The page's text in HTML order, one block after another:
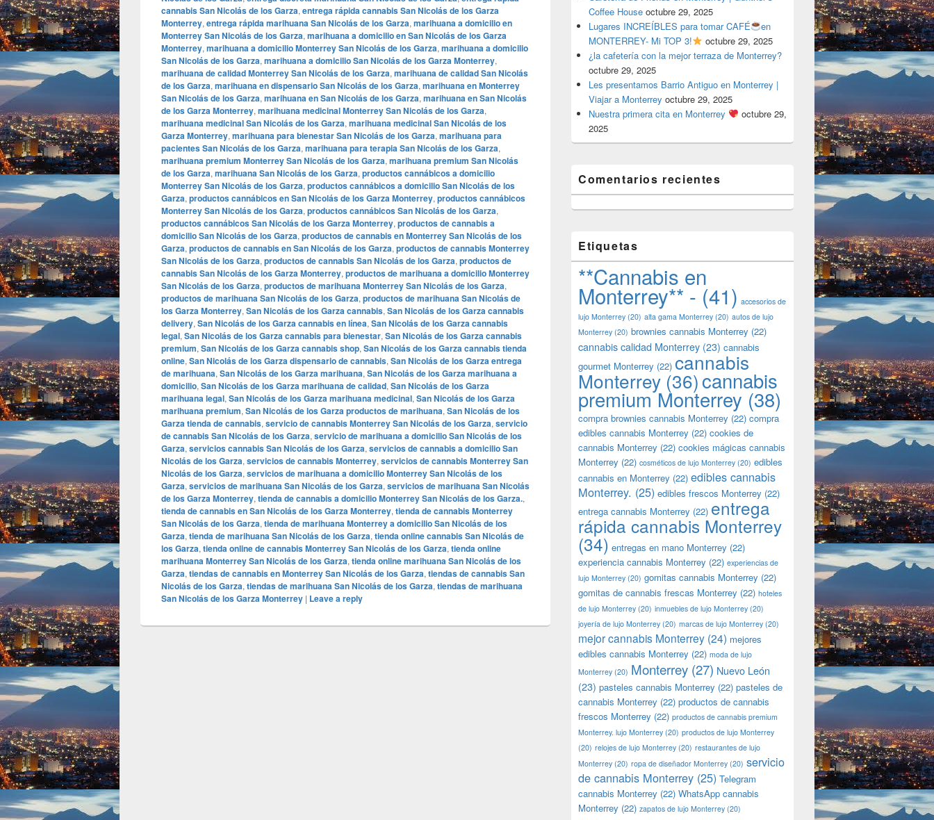
cannabis San Nicolás de los Garza, entrega rápida cannabis San Nicolás de los Garza
Monterrey, entrega rápida marihuana San Nicolás de los Garza, marihuana a domicilio en
Monterrey San Nicolás de los Garza, marihuana a domicilio en San Nicolás de los Garza
Monterrey, marihuana a domicilio Monterrey San Nicolás de los Garza, marihuana a domicilio
San Nicolás de los Garza, marihuana a domicilio San Nicolás de los Garza Monterrey,
marihuana de calidad Monterrey San Nicolás de los Garza, marihuana de calidad San Nicolás
de los Garza, marihuana en dispensario San Nicolás de los Garza, marihuana en Monterrey
San Nicolás de los Garza, marihuana en San Nicolás de los Garza, marihuana en San Nicolás
de los Garza Monterrey, marihuana medicinal Monterrey San Nicolás de los Garza,
marihuana medicinal San Nicolás de los Garza, marihuana medicinal San Nicolás de los
Garza Monterrey, marihuana para bienestar San Nicolás de los Garza, marihuana para
pacientes San Nicolás de los Garza, marihuana para terapia San Nicolás de los Garza,
marihuana premium Monterrey San Nicolás de los Garza, marihuana premium San Nicolás
de los Garza, marihuana San Nicolás de los Garza, productos cannábicos a domicilio
Monterrey San Nicolás de los Garza, productos cannábicos a domicilio San Nicolás de los
Garza, productos cannábicos en San Nicolás de los Garza Monterrey, productos cannábicos
Monterrey San Nicolás de los Garza, productos cannábicos San Nicolás de los Garza,
productos cannábicos San Nicolás de los Garza Monterrey, productos de cannabis a
domicilio San Nicolás de los Garza, productos de cannabis en Monterrey San Nicolás de los
Garza, productos de cannabis en San Nicolás de los Garza, productos de cannabis Monterrey
San Nicolás de los Garza, productos de cannabis San Nicolás de los Garza, productos de
cannabis San Nicolás de los Garza Monterrey, productos de marihuana a domicilio Monterrey
San Nicolás de los Garza, productos de marihuana Monterrey San Nicolás de los Garza,
productos de marihuana San Nicolás de los Garza, productos de marihuana San Nicolás de
los Garza Monterrey, San Nicolás de los Garza cannabis, San Nicolás de los Garza cannabis
delivery, San Nicolás de los Garza cannabis en línea, San Nicolás de los Garza cannabis
legal, San Nicolás de los Garza cannabis para bienestar, San Nicolás de los Garza cannabis
premium, San Nicolás de los Garza cannabis shop, San Nicolás de los Garza cannabis tienda
online, San Nicolás de los Garza dispensario de cannabis, San Nicolás de los Garza entrega
de marihuana, San Nicolás de los Garza marihuana, San Nicolás de los Garza marihuana a
domicilio, San Nicolás de los Garza marihuana de calidad, San Nicolás de los Garza
marihuana legal, San Nicolás de los Garza marihuana medicinal, San Nicolás de los Garza
marihuana premium, San Nicolás de los Garza productos de marihuana, San Nicolás de los
Garza tienda de cannabis, servicio de cannabis Monterrey San Nicolás de los Garza, servicio
de cannabis San Nicolás de los Garza, servicio de marihuana a domicilio San Nicolás de los
Garza, servicios cannabis San Nicolás de los Garza, servicios de cannabis a domicilio San
Nicolás de los Garza, servicios de cannabis Monterrey, servicios de cannabis Monterrey San
Nicolás de los Garza, servicios de marihuana a domicilio Monterrey San Nicolás de los
Garza, servicios de marihuana San Nicolás de los Garza, servicios de marihuana San Nicolás
de los Garza Monterrey, tienda de cannabis a domicilio Monterrey San Nicolás de los Garza.,
tienda de cannabis en San Nicolás de los Garza Monterrey, tienda de cannabis Monterrey
San Nicolás de los Garza, tienda de marihuana Monterrey a domicilio San Nicolás de los
Garza, tienda de marihuana San Nicolás de los Garza, tienda online cannabis San Nicolás de
los Garza, tienda online de cannabis Monterrey San Nicolás de los Garza, tienda online
marihuana Monterrey San Nicolás de los Garza, tienda online marihuana San Nicolás de los
Garza, tiendas de cannabis en Monterrey San Nicolás de los Garza, tiendas de cannabis San
Nicolás de los Garza, tiendas de marihuana San Nicolás de los Garza, tiendas de marihuana
San Nicolás de los Garza Monterrey | Leave a reply
Coffee House octubre 29, 2025
Lugares INCREÍBLES para tomar CAFÉ
en
MONTERREY- Mi TOP 3!
octubre 29, 2025
¿la cafetería con la mejor terraza de Monterrey?
octubre 29, 2025
Les presentamos Barrio Antiguo en Monterrey |
Viajar a Monterrey octubre 29, 2025
Nuestra primera cita en Monterrey
octubre 29,
2025
Comentarios recientes
Etiquetas
**Cannabis en
Monterrey** - (41) accesorios de
lujo Monterrey (20) alta gama Monterrey (20) autos de lujo
Monterrey (20) brownies cannabis Monterrey (22)
cannabis calidad Monterrey (23) cannabis
gourmet Monterrey (22) cannabis
Monterrey (36)cannabis
premium Monterrey (38)
compra brownies cannabis Monterrey (22) compra
edibles cannabis Monterrey (22) cookies de
cannabis Monterrey (22) cookies mágicas cannabis
Monterrey (22) cosméticos de lujo Monterrey (20) edibles
cannabis en Monterrey (22) edibles cannabis
Monterrey. (25) edibles frescos Monterrey (22)
entrega cannabis Monterrey (22) entrega
rápida cannabis Monterrey
(34) entregas en mano Monterrey (22)
experiencia cannabis Monterrey (22) experiencias de
lujo Monterrey (20) gomitas cannabis Monterrey (22)
gomitas de cannabis frescas Monterrey (22) hoteles
de lujo Monterrey (20) inmuebles de lujo Monterrey (20)
joyería de lujo Monterrey (20) marcas de lujo Monterrey (20)
mejor cannabis Monterrey (24) mejores
edibles cannabis Monterrey (22) moda de lujo
Monterrey (20) Monterrey (27) Nuevo León
(23) pasteles cannabis Monterrey (22) pasteles de
cannabis Monterrey (22) productos de cannabis
frescos Monterrey (22) productos de cannabis premium
Monterrey. lujo Monterrey (20) productos de lujo Monterrey
(20) relojes de lujo Monterrey (20) restaurantes de lujo
Monterrey (20) ropa de diseñador Monterrey (20) servicio
de cannabis Monterrey (25) Telegram
cannabis Monterrey (22) WhatsApp cannabis
Monterrey (22) zapatos de lujo Monterrey (20)